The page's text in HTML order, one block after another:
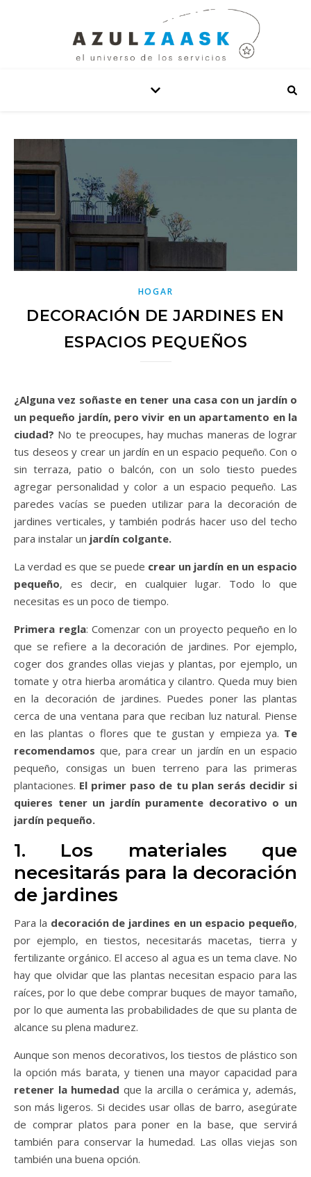
HOGAR
DECORACIÓN DE JARDINES EN
ESPACIOS PEQUEÑOS
¿Alguna vez soñaste en tener una casa con un jardín o
un pequeño jardín, pero vivir en un apartamento en la
ciudad? No te preocupes, hay muchas maneras de lograr
tus deseos y crear un jardín en un espacio pequeño. Con o
sin terraza, patio o balcón, con un solo tiesto puedes
agregar personalidad y color a un espacio pequeño. Las
paredes vacías se pueden utilizar para la decoración de
jardines verticales, y también podrás hacer uso del techo
para instalar un jardín colgante.
La verdad es que se puede crear un jardín en un espacio
pequeño, es decir, en cualquier lugar. Todo lo que
necesitas es un poco de tiempo.
Primera regla: Comenzar con un proyecto pequeño en lo
que se refiere a la decoración de jardines. Por ejemplo,
coger dos grandes ollas viejas y plantas, por ejemplo, un
tomate y otra hierba aromática y cilantro. Queda muy bien
en la decoración de jardines. Puedes poner las plantas
cerca de una ventana para que reciban luz natural. Piense
en las plantas o flores que te gustan y empieza ya. Te
recomendamos que, para crear un jardín en un espacio
pequeño, consigas un buen terreno para las primeras
plantaciones. El primer paso de tu plan serás decidir si
quieres tener un jardín puramente decorativo o un
jardín pequeño.
1. Los materiales que
necesitarás para la decoración
de jardines
Para la decoración de jardines en un espacio pequeño,
por ejemplo, en tiestos, necesitarás macetas, tierra y
fertilizante orgánico. El acceso al agua es un tema clave. No
hay que olvidar que las plantas necesitan espacio para las
raíces, por lo que debe comprar buques de mayor tamaño,
por lo que aumenta las probabilidades de que su planta de
alcance su plena madurez.
Aunque son menos decorativos, los tiestos de plástico son
la opción más barata, y tienen una mayor capacidad para
retener la humedad que la arcilla o cerámica y, además,
son más ligeros. Si decides usar ollas de barro, asegúrate
de comprar platos para poner en la base, que servirá
también para conservar la humedad. Las ollas viejas son
también una buena opción.